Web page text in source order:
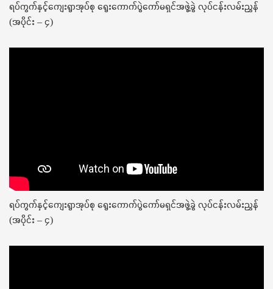
ရပ်ကွက်နှင့်ကျေးရွာအုပ်စု ရွေးကောက်ပွဲကော်မရှင်အဖွဲ့ခွဲ လုပ်ငန်းလမ်းညွှန်
(အပိုင်း – ၄)
ရပ်ကွက်နှင့်ကျေးရွာအုပ်စု ရွေးကောက်ပွဲကော်မရှင်အဖွဲ့ခွဲ လုပ်ငန်းလမ်းညွှန်
(အပိုင်း – ၄)